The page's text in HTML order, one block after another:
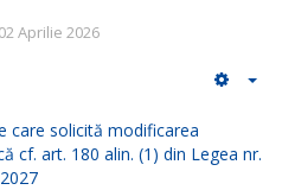
02 Aprilie 2026
care solicită modificarea
cf. art. 180 alin. (1) din Legea nr.